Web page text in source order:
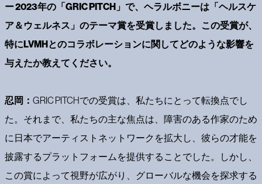
ー 2023年の「GRIC PITCH」で、ヘラルボニーは「ヘルスケ
ア＆ウェルネス」のテーマ賞を受賞しました。この受賞が、
特にLVMHとのコラボレーションに関してどのような影響を
与えたか教えてください。
忍岡： GRIC PITCHでの受賞は、私たちにとって転換点でし
た。それまで、私たちの主な焦点は、障害のある作家のため
に日本でアーティストネットワークを拡大し、彼らの才能を
披露するプラットフォームを提供することでした。しかし、
この賞によって視野が広がり、グローバルな機会を探求する